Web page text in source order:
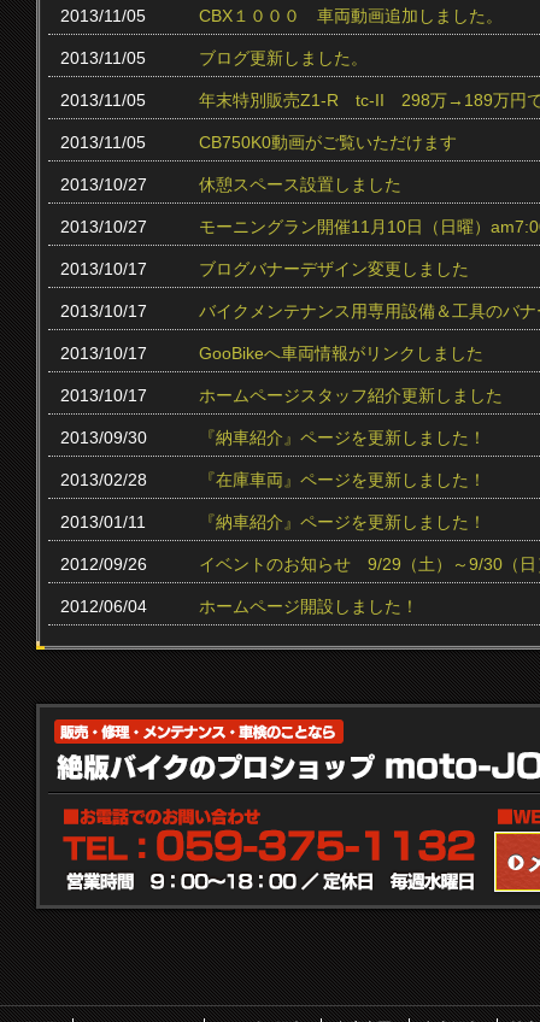
2013/11/05 CBX１０００ 車両動画追加しました。
2013/11/05 ブログ更新しました。
2013/11/05 年末特別販売Z1-R tc‐II 298万→189万円
2013/11/05 CB750K0動画がご覧いただけます
2013/10/27 休憩スペース設置しました
2013/10/27 モーニングラン開催11月10日（日曜）
2013/10/17 ブログバナーデザイン変更しました
2013/10/17 バイクメンテナンス用専用設備＆工具のバ
2013/10/17 GooBikeへ車両情報がリンクしました
2013/10/17 ホームページスタッフ紹介更新しました
2013/09/30 『納車紹介』ページを更新しました！
2013/02/28 『在庫車両』ページを更新しました！
2013/01/11 『納車紹介』ページを更新しました！
2012/09/26 イベントのお知らせ 9/29（土）～9/30（日
2012/06/04 ホームページ開設しました！